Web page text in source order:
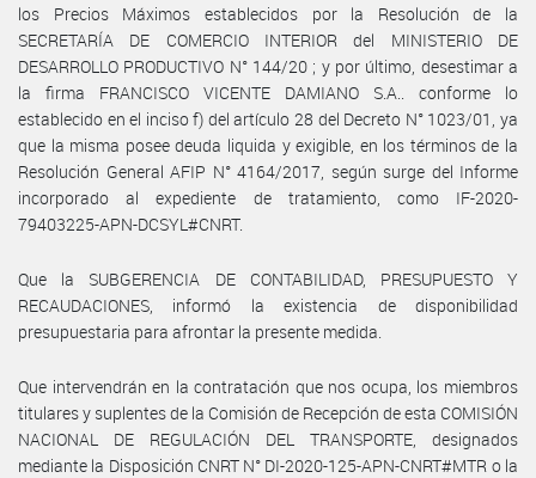
los Precios Máximos establecidos por la Resolución de la
SECRETARÍA DE COMERCIO INTERIOR del MINISTERIO DE
DESARROLLO PRODUCTIVO N° 144/20 ; y por último, desestimar a
la firma FRANCISCO VICENTE DAMIANO S.A.. conforme lo
establecido en el inciso f) del artículo 28 del Decreto N° 1023/01, ya
que la misma posee deuda liquida y exigible, en los términos de la
Resolución General AFIP N° 4164/2017, según surge del Informe
incorporado al expediente de tratamiento, como IF-2020-
79403225-APN-DCSYL#CNRT.
Que la SUBGERENCIA DE CONTABILIDAD, PRESUPUESTO Y
RECAUDACIONES, informó la existencia de disponibilidad
presupuestaria para afrontar la presente medida.
Que intervendrán en la contratación que nos ocupa, los miembros
titulares y suplentes de la Comisión de Recepción de esta COMISIÓN
NACIONAL DE REGULACIÓN DEL TRANSPORTE, designados
mediante la Disposición CNRT N° DI-2020-125-APN-CNRT#MTR o la